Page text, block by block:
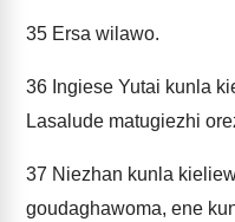
35 Ersa wilawo.
36 Ingiese Yutai kunla
Lasalude matugiezhi
37 Niezhan kunla
goudaghawoma, ene